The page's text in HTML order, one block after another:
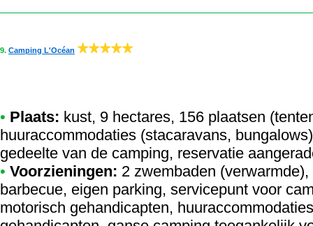
9. Camping L'Océan
• Plaats: kust, 9 hectares, 156 plaatsen
huuraccommodaties (stacaravans,
gedeelte van de camping, reservatie
• Voorzieningen: 2 zwembaden
barbecue, eigen parking, servicepunt voor
motorisch gehandicapten,